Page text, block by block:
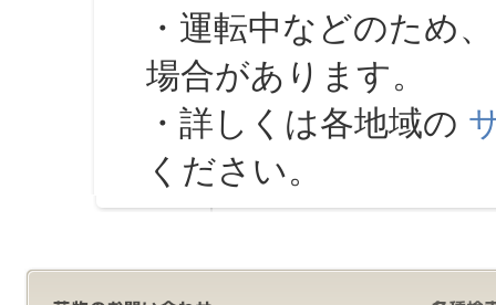
・運転中などのため
場合があります。
・詳しくは各地域の
ください。